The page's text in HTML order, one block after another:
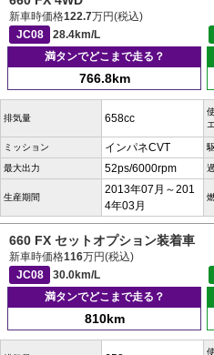
新車時価格122.7万円(税込)
JC08
28.4km/L
満タンでどこまで走る？
766.8km
排気量 658cc
ミッション インパネCVT
最大出力 52ps/6000rpm
生産期間
2013年07月～201
4年03月
660 FX セットオプション装着車
新車時価格116万円(税込)
JC08
30.0km/L
満タンでどこまで走る？
810km